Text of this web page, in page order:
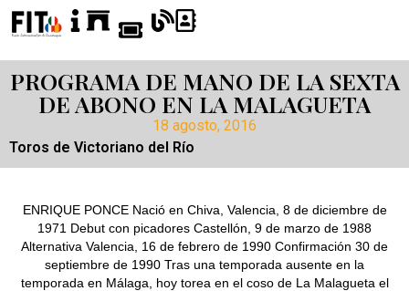
PROGRAMA DE MANO DE LA SEXTA
DE ABONO EN LA MALAGUETA
18 agosto, 2016
Toros de Victoriano del Río
ENRIQUE PONCE Nació en Chiva, Valencia, 8 de diciembre de
1971 Debut con picadores Castellón, 9 de marzo de 1988
Alternativa Valencia, 16 de febrero de 1990 Confirmación 30 de
septiembre de 1990 Tras una temporada ausente en la
temporada en Málaga, hoy torea en el coso de La Malagueta el